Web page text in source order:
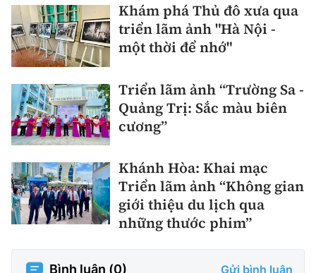
Khám phá Thủ đô xưa qua
triển lãm ảnh "Hà Nội -
một thời để nhớ"
Triển lãm ảnh “Trường Sa -
Quảng Trị: Sắc màu biên
cương”
Khánh Hòa: Khai mạc
Triển lãm ảnh “Không gian
giới thiệu du lịch qua
những thước phim”
Bình luận (0) Gửi bình luận